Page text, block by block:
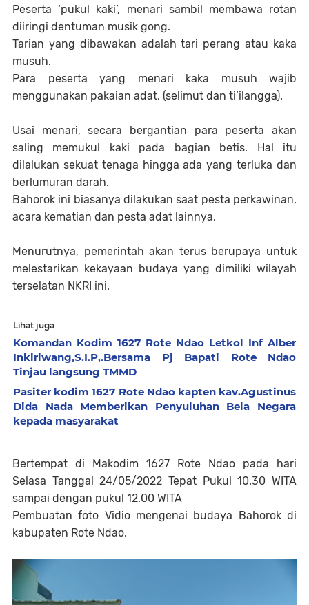
Peserta ‘pukul kaki’, menari sambil membawa rotan
diiringi dentuman musik gong.
Tarian yang dibawakan adalah tari perang atau kaka
musuh.
Para peserta yang menari kaka musuh wajib
menggunakan pakaian adat, (selimut dan ti’ilangga).
Usai menari, secara bergantian para peserta akan
saling memukul kaki pada bagian betis. Hal itu
dilalukan sekuat tenaga hingga ada yang terluka dan
berlumuran darah.
Bahorok ini biasanya dilakukan saat pesta perkawinan,
acara kematian dan pesta adat lainnya.
Menurutnya, pemerintah akan terus berupaya untuk
melestarikan kekayaan budaya yang dimiliki wilayah
terselatan NKRI ini.
Lihat juga
Komandan Kodim 1627 Rote Ndao Letkol Inf Alber
Inkiriwang,S.I.P,.Bersama Pj Bapati Rote Ndao
Tinjau langsung TMMD
Pasiter kodim 1627 Rote Ndao kapten kav.Agustinus
Dida Nada Memberikan Penyuluhan Bela Negara
kepada masyarakat
Bertempat di Makodim 1627 Rote Ndao pada hari
Selasa Tanggal 24/05/2022 Tepat Pukul 10.30 WITA
sampai dengan pukul 12.00 WITA
Pembuatan foto Vidio mengenai budaya Bahorok di
kabupaten Rote Ndao.